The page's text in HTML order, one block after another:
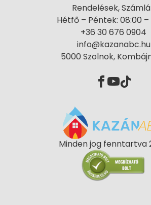
Rendelések,
Hétfő – Péntek: 08:00 –
+36 30 676 0904
info@kazanabc.hu
5000 Szolnok, Kombájn
Minden jog fenntartva